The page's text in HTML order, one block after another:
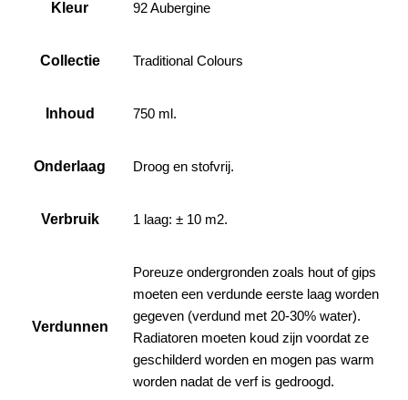
Kleur 92 Aubergine
Collectie Traditional Colours
Inhoud 750 ml.
Onderlaag Droog en stofvrij.
Verbruik 1 laag: ± 10 m2.
Verdunnen
Poreuze ondergronden zoals hout of gips
moeten een verdunde eerste laag worden
gegeven (verdund met 20-30% water).
Radiatoren moeten koud zijn voordat ze
geschilderd worden en mogen pas warm
worden nadat de verf is gedroogd.